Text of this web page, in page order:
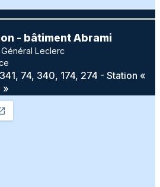
- bâtiment Abrami
Leclerc
74, 340, 174, 274 - Station «
»